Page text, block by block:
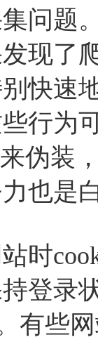
问题
现了
快速
行为
伪装
也是
时
登录
有些